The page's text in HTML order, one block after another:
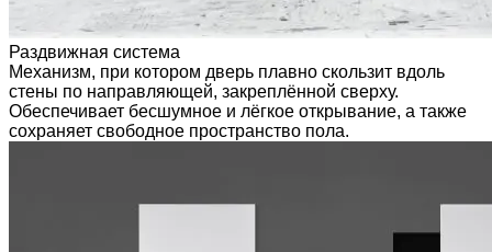
Раздвижная система
Механизм, при котором дверь плавно скользит вдоль
стены по направляющей, закреплённой сверху.
Обеспечивает бесшумное и лёгкое открывание, а также
сохраняет свободное пространство пола.